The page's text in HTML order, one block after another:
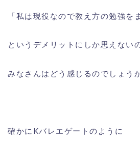
「私は現役なので教え方の勉強を
というデメリットにしか思えない
みなさんはどう感じるのでしょう
確かにKバレエゲートのように